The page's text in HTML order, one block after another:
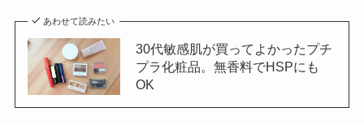
あわせて読みたい
30代敏感肌が買ってよかったプチ
プラ化粧品。無香料でHSPにも
OK